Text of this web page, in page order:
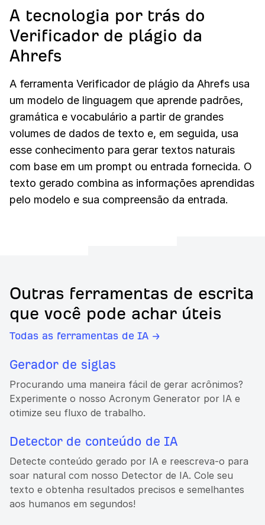
A tecnologia por trás do
Verificador de plágio da
Ahrefs
A ferramenta Verificador de plágio da Ahrefs usa
um modelo de linguagem que aprende padrões,
gramática e vocabulário a partir de grandes
volumes de dados de texto e, em seguida, usa
esse conhecimento para gerar textos naturais
com base em um prompt ou entrada fornecida. O
texto gerado combina as informações aprendidas
pelo modelo e sua compreensão da entrada.
Outras ferramentas de escrita
que você pode achar úteis
Todas as ferramentas de IA →
Gerador de siglas
Procurando uma maneira fácil de gerar acrônimos?
Experimente o nosso Acronym Generator por IA e
otimize seu fluxo de trabalho.
Detector de conteúdo de IA
Detecte conteúdo gerado por IA e reescreva-o para
soar natural com nosso Detector de IA. Cole seu
texto e obtenha resultados precisos e semelhantes
aos humanos em segundos!